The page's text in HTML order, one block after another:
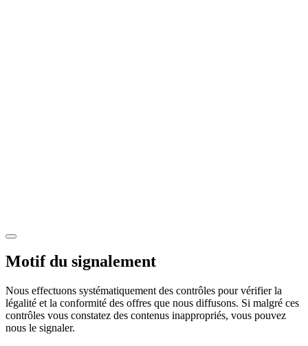
Motif du signalement
Nous effectuons systématiquement des contrôles pour vérifier la
légalité et la conformité des offres que nous diffusons. Si malgré ces
contrôles vous constatez des contenus inappropriés, vous pouvez
nous le signaler.